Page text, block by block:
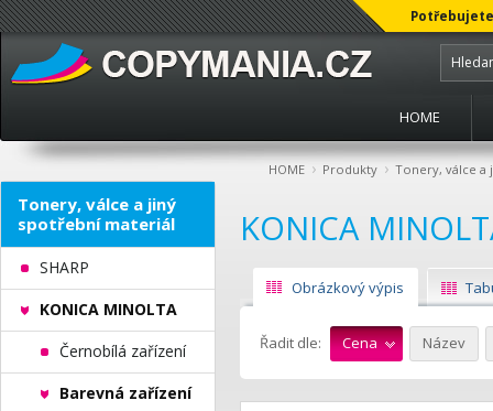
HOME
HOME › Produkty › Tonery, válce a
KONICA
Obrázkový výpis
Řadit dle: Cena Název
Tonery, válce a jiný
spotřební materiál
SHARP
KONICA MINOLTA
Černobílá zařízení
Barevná zařízení